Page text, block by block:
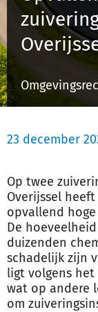
23 december
Op twee
Overijssel
opvallend
De
duizenden
schadelijk zijn
ligt volgens het
wat op andere
om